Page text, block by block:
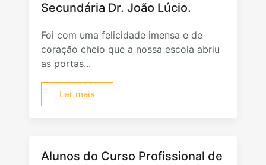
Secundária Dr. João Lúcio.
Foi com uma felicidade imensa e de
coração cheio que a nossa escola abriu
as portas...
Ler mais
Alunos do Curso Profissional de